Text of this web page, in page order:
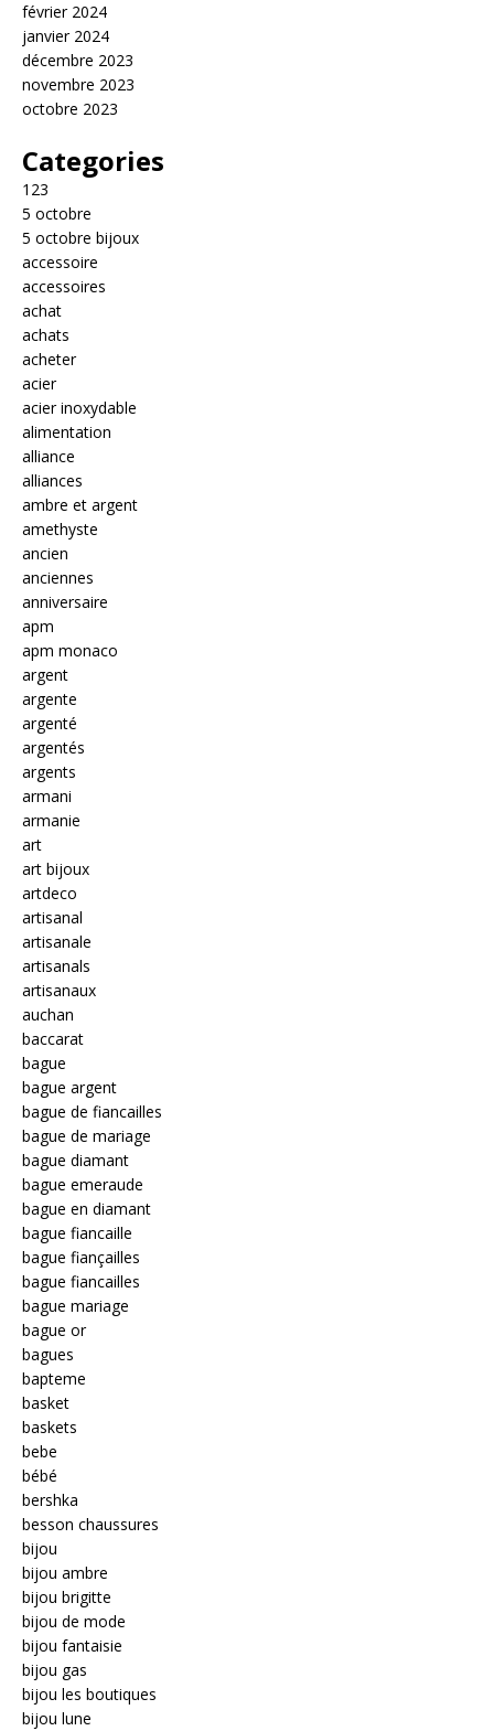
février 2024
janvier 2024
décembre 2023
novembre 2023
octobre 2023
Categories
123
5 octobre
5 octobre bijoux
accessoire
accessoires
achat
achats
acheter
acier
acier inoxydable
alimentation
alliance
alliances
ambre et argent
amethyste
ancien
anciennes
anniversaire
apm
apm monaco
argent
argente
argenté
argentés
argents
armani
armanie
art
art bijoux
artdeco
artisanal
artisanale
artisanals
artisanaux
auchan
baccarat
bague
bague argent
bague de fiancailles
bague de mariage
bague diamant
bague emeraude
bague en diamant
bague fiancaille
bague fiançailles
bague fiancailles
bague mariage
bague or
bagues
bapteme
basket
baskets
bebe
bébé
bershka
besson chaussures
bijou
bijou ambre
bijou brigitte
bijou de mode
bijou fantaisie
bijou gas
bijou les boutiques
bijou lune